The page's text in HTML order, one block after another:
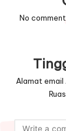
No
Alamat email